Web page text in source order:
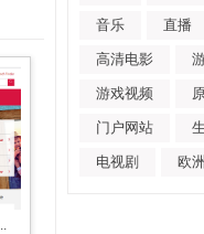
音乐 直播
高清电影
游戏视频
门户网站
电视剧 欧洲